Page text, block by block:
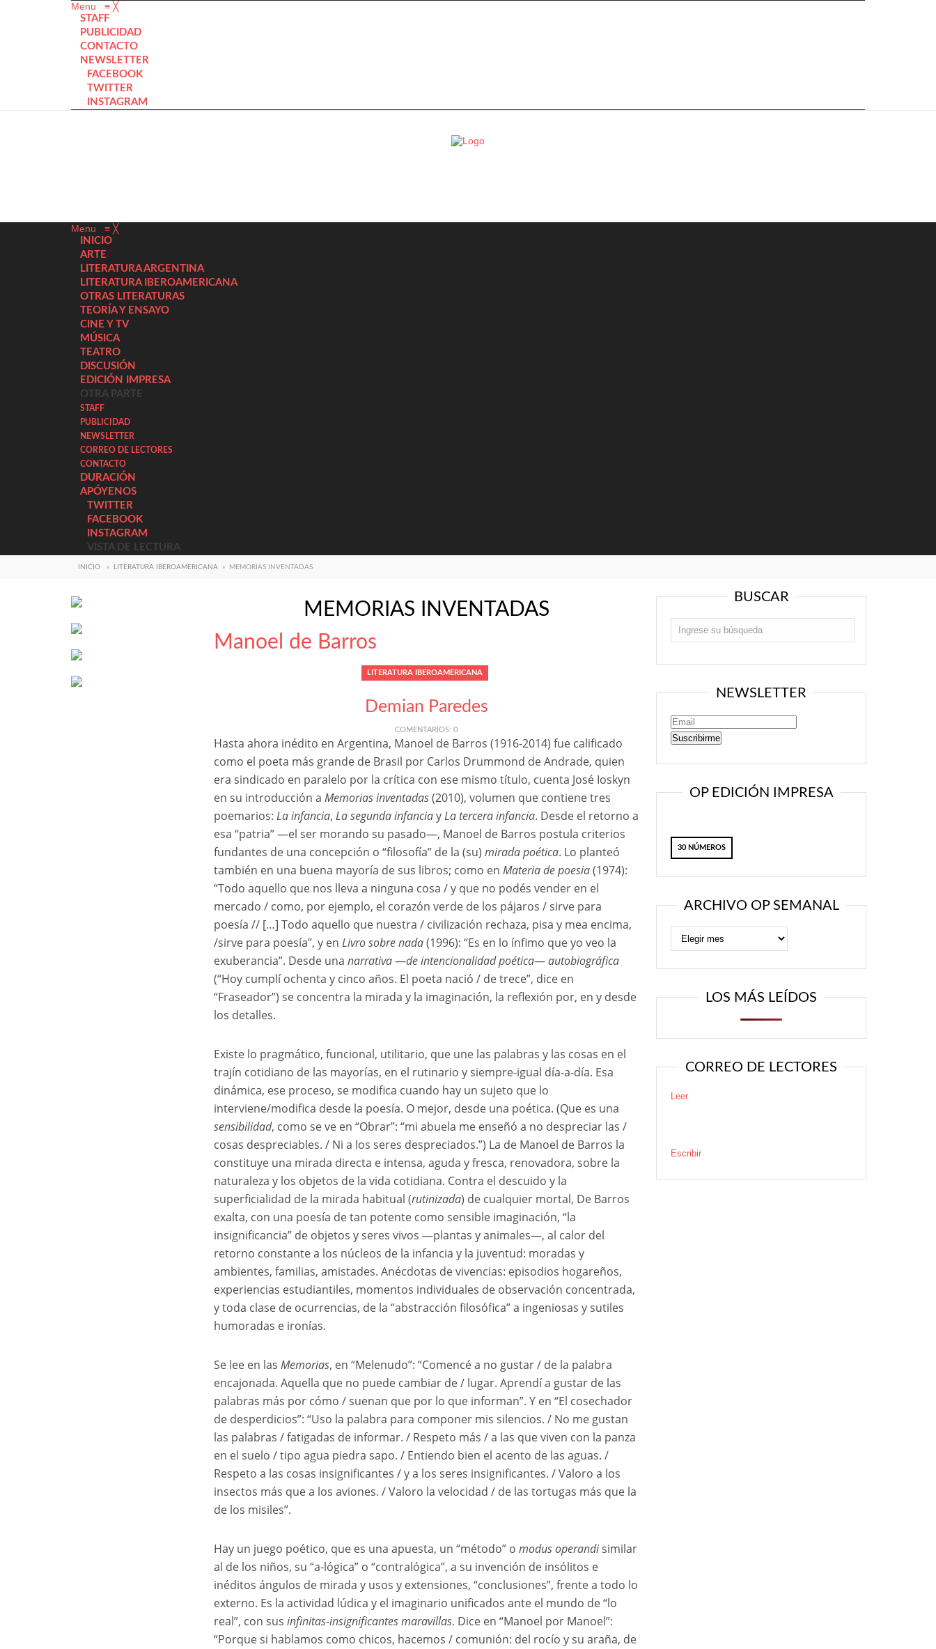
Menu ≡ ╳
STAFF
PUBLICIDAD
CONTACTO
NEWSLETTER
FACEBOOK
TWITTER
INSTAGRAM
Menu ≡ ╳
INICIO
ARTE
LITERATURA ARGENTINA
LITERATURA IBEROAMERICANA
OTRAS LITERATURAS
TEORÍA Y ENSAYO
CINE Y TV
MÚSICA
TEATRO
DISCUSIÓN
EDICIÓN IMPRESA
OTRA PARTE
STAFF
PUBLICIDAD
NEWSLETTER
CORREO DE LECTORES
CONTACTO
DURACIÓN
APÓYENOS
TWITTER
FACEBOOK
INSTAGRAM
VISTA DE LECTURA
INICIO » LITERATURA IBEROAMERICANA » MEMORIAS INVENTADAS
MEMORIAS INVENTADAS
Manoel de Barros
LITERATURA IBEROAMERICANA
Demian Paredes
COMENTARIOS: 0
Hasta ahora inédito en Argentina, Manoel de Barros (1916-2014) fue calificado
como el poeta más grande de Brasil por Carlos Drummond de Andrade, quien
era sindicado en paralelo por la crítica con ese mismo título, cuenta José Ioskyn
en su introducción a Memorias inventadas(2010), volumen que contiene tres
poemarios: La infancia, La segunda infanciayLa tercera infancia. Desde el retorno a
esa “patria” —el ser morando su pasado—, Manoel de Barros postula criterios
fundantes de una concepción o “filosofía” de la (su) mirada poética. Lo planteó
también en una buena mayoría de sus libros; como en Materia de poesia(1974):
“Todo aquello que nos lleva a ninguna cosa / y que no podés vender en el
mercado / como, por ejemplo, el corazón verde de los pájaros / sirve para
poesía // […] Todo aquello que nuestra / civilización rechaza, pisa y mea encima,
/sirve para poesía”, y en Livro sobre nada(1996): “Es en lo ínfimo que yo veo la
exuberancia”. Desde una narrativa—de intencionalidad poética—autobiográfica
(“Hoy cumplí ochenta y cinco años. El poeta nació / de trece”, dice en
“Fraseador”) se concentra la mirada y la imaginación, la reflexión por, en y desde
los detalles.
Existe lo pragmático, funcional, utilitario, que une las palabras y las cosas en el
trajín cotidiano de las mayorías, en el rutinario y siempre-igual día-a-día. Esa
dinámica, ese proceso, se modifica cuando hay un sujeto que lo
interviene/modifica desde la poesía. O mejor, desde una poética. (Que es una
sensibilidad, como se ve en “Obrar”: “mi abuela me enseñó a no despreciar las /
cosas despreciables. / Ni a los seres despreciados.”) La de Manoel de Barros la
constituye una mirada directa e intensa, aguda y fresca, renovadora, sobre la
naturaleza y los objetos de la vida cotidiana. Contra el descuido y la
superficialidad de la mirada habitual (rutinizada) de cualquier mortal, De Barros
exalta, con una poesía de tan potente como sensible imaginación, “la
insignificancia” de objetos y seres vivos —plantas y animales—, al calor del
retorno constante a los núcleos de la infancia y la juventud: moradas y
ambientes, familias, amistades. Anécdotas de vivencias: episodios hogareños,
experiencias estudiantiles, momentos individuales de observación concentrada,
y toda clase de ocurrencias, de la “abstracción filosófica” a ingeniosas y sutiles
humoradas e ironías.
Se lee en las Memorias, en “Melenudo”: “Comencé a no gustar / de la palabra
encajonada. Aquella que no puede cambiar de / lugar. Aprendí a gustar de las
palabras más por cómo / suenan que por lo que informan”. Y en “El cosechador
de desperdicios”: “Uso la palabra para componer mis silencios. / No me gustan
las palabras / fatigadas de informar. / Respeto más / a las que viven con la panza
en el suelo / tipo agua piedra sapo. / Entiendo bien el acento de las aguas. /
Respeto a las cosas insignificantes / y a los seres insignificantes. / Valoro a los
insectos más que a los aviones. / Valoro la velocidad / de las tortugas más que la
de los misiles”.
Hay un juego poético, que es una apuesta, un “método” o modus operandisimilar
al de los niños, su “a-lógica” o “contralógica”, a su invención de insólitos e
inéditos ángulos de mirada y usos y extensiones, “conclusiones”, frente a todo lo
externo. Es la actividad lúdica y el imaginario unificados ante el mundo de “lo
real”, con sus infinitas-insignificantes maravillas. Dice en “Manoel por Manoel”:
“Porque si hablamos como chicos, hacemos / comunión: del rocío y su araña, de
BUSCAR
NEWSLETTER
OP EDICIÓN IMPRESA
30 NÚMEROS
ARCHIVO OP SEMANAL
LOS MÁS LEÍDOS
CORREO DE LECTORES
Leer
Escribir